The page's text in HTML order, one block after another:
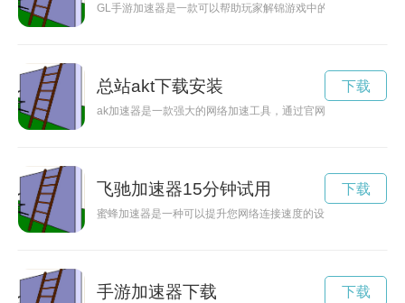
GL手游加速器是一款可以帮助玩家解锦游戏中的网络延迟问题
总站akt下载安装
ak加速器是一款强大的网络加速工具，通过官网提供的下载服
下载
飞驰加速器15分钟试用
蜜蜂加速器是一种可以提升您网络连接速度的设备，通过优化
下载
手游加速器下载 下载